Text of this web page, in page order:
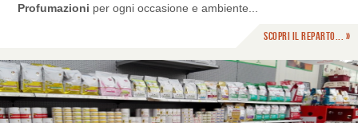
Profumazioni per ogni occasione e ambiente...
Scopri il reparto... »